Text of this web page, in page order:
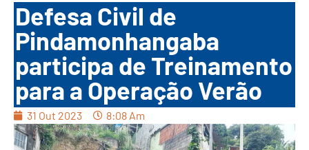
Defesa Civil de
Pindamonhangaba
participa de Treinamento
para a Operação Verão
31 Out 2023 8:08 Am